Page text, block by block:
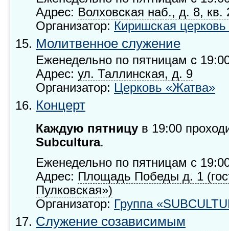
Адрес: Волховская наб., д. 8, кв.
Организатор: Киришская
Молитвенное служение
Еженедельно по пятницам с
Адрес: ул. Таллинская, д. 9
Организатор: Церковь «Жатва»
Концерт
Каждую пятницу в 19:00
Subcultura.
Еженедельно по пятницам с
Адрес: Площадь Победы д. 1
Пулковская»)
Организатор: Группа
Служение созависимым